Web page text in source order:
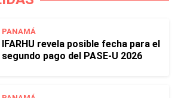
PANAMÁ
IFARHU revela posible fecha para el
segundo pago del PASE-U 2026